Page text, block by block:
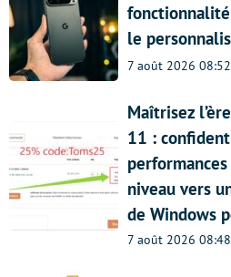
le
7 août 2026 08:52
Maîtrisez
11 :
niveau vers
de Windows
7 août 2026 08:48